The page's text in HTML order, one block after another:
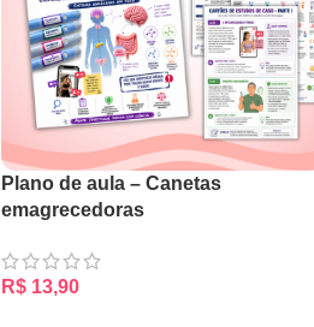
Plano de aula – Canetas
emagrecedoras
R$13,90